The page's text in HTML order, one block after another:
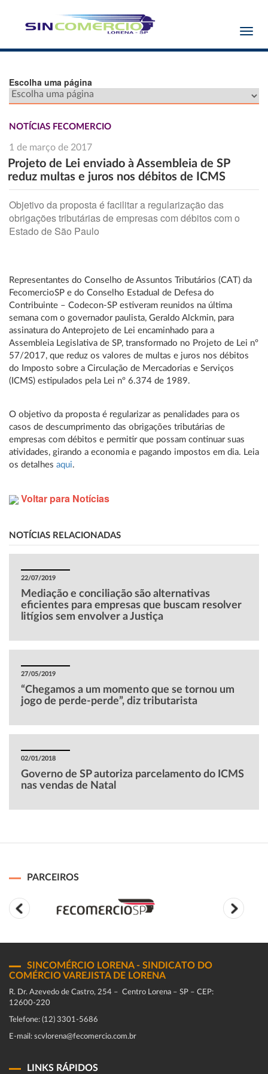
Escolha uma página
NOTÍCIAS FECOMERCIO
1 de março de 2017
Projeto de Lei enviado à Assembleia de SP
reduz multas e juros nos débitos de ICMS
Objetivo da proposta é facilitar a regularização das
obrigações tributárias de empresas com débitos com o
Estado de São Paulo
Representantes do Conselho de Assuntos Tributários (CAT) da
FecomercioSP e do Conselho Estadual de Defesa do
Contribuinte – Codecon-SP estiveram reunidos na última
semana com o governador paulista, Geraldo Alckmin, para
assinatura do Anteprojeto de Lei encaminhado para a
Assembleia Legislativa de SP, transformado no Projeto de Lei nº
57/2017, que reduz os valores de multas e juros nos débitos
do Imposto sobre a Circulação de Mercadorias e Serviços
(ICMS) estipulados pela Lei nº 6.374 de 1989.
O objetivo da proposta é regularizar as penalidades para os
casos de descumprimento das obrigações tributárias de
empresas com débitos e permitir que possam continuar suas
atividades, girando a economia e pagando impostos em dia. Leia
os detalhes aqui.
Voltar para Notícias
NOTÍCIAS RELACIONADAS
22/07/2019
Mediação e conciliação são alternativas
eficientes para empresas que buscam resolver
litígios sem envolver a Justiça
27/05/2019
“Chegamos a um momento que se tornou um
jogo de perde-perde”, diz tributarista
02/01/2018
Governo de SP autoriza parcelamento do ICMS
nas vendas de Natal
PARCEIROS
SINCOMÉRCIO LORENA - SINDICATO DO
COMÉRCIO VAREJISTA DE LORENA
R. Dr. Azevedo de Castro, 254 – Centro Lorena – SP – CEP:
12600-220
Telefone: (12) 3301-5686
E-mail: scvlorena@fecomercio.com.br
LINKS RÁPIDOS